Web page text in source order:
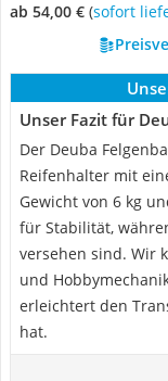
ab 54,00 € ( Sofort
Unser Fazit für
Der Deuba
Reifenhalter mit
Gewicht von 6 kg
für Stabilität,
versehen sind. Wir
und
erleichtert den
hat.